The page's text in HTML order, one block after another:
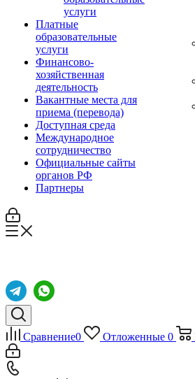
услуги
Платные
образовательные
услуги
Финансово-
хозяйственная
деятельность
Вакантные места для
приема (перевода)
Доступная среда
Международное
сотрудничество
Официальные сайты
органов РФ
Партнеры
Сравнение0 Отложенные 0